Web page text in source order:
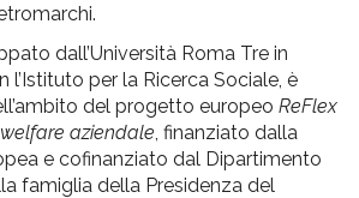
dall’Università Roma Tre in
l’Istituto per la Ricerca Sociale, è
del progetto europeo ReFlex
aziendale , finanziato dalla
e cofinanziato dal Dipartimento
famiglia della Presidenza del